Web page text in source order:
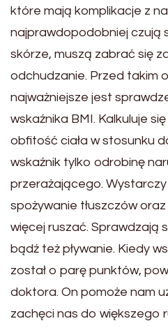
które mają komplikacje z
najprawdopodobniej czują
skórze, muszą zabrać się
odchudzanie. Przed takim
najważniejsze jest
wskaźnika BMI. Kalkuluje
obfitość ciała w stosunku
wskaźnik tylko odrobinę
przerażającego.
spożywanie tłuszczów
więcej ruszać. Sprawdzają
bądź też pływanie. Kiedy
został o parę punktów,
doktora. On pomoże nam
zachęci nas do większego